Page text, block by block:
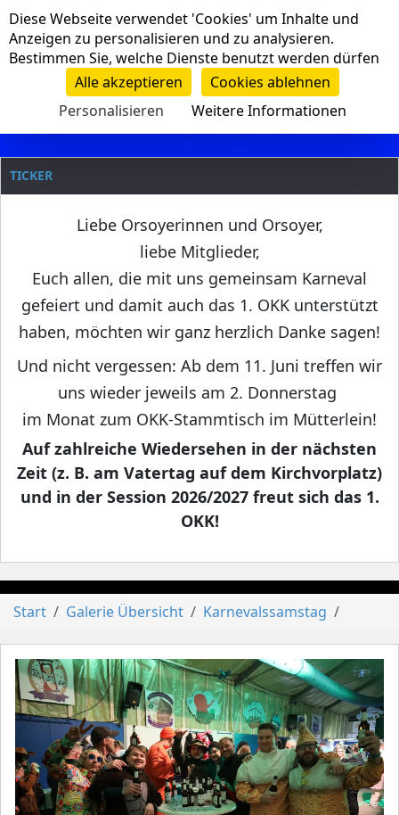
Navigation
Clanname
TICKER
Liebe Orsoyerinnen und Orsoyer,
liebe Mitglieder,
Euch allen, die mit uns gemeinsam Karneval
gefeiert und damit auch das 1. OKK unterstützt
haben, möchten wir ganz herzlich Danke sagen!
Und nicht vergessen: Ab dem 11. Juni treffen wir
uns wieder jeweils am 2. Donnerstag
im Monat zum OKK-Stammtisch im Mütterlein!
Auf zahlreiche Wiedersehen in der nächsten
Zeit (z. B. am Vatertag auf dem Kirchvorplatz)
und in der Session 2026/2027 freut sich das 1.
OKK!
Start Galerie Übersicht Karnevalssamstag
Cookie-Einstellungen
Diese Webseite verwendet 'Cookies' um Inhalte und
Anzeigen zu personalisieren und zu analysieren.
Bestimmen Sie, welche Dienste benutzt werden dürfen
Alle akzeptieren
Cookies ablehnen
Personalisieren
Weitere Informationen